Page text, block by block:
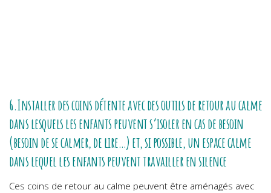
6.Installer des coins détente avec des outils de retour au calme
dans lesquels les enfants peuvent s’isoler en cas de besoin
(besoin de se calmer, de lire…) et, si possible, un espace calme
dans lequel les enfants peuvent travailler en silence
Ces coins de retour au calme peuvent être aménagés avec